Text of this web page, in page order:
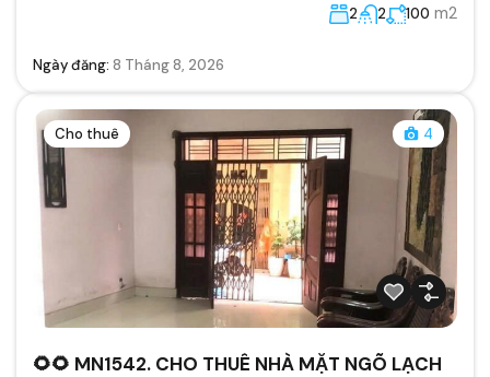
2 2 100 m2
Ngày đăng: 8 Tháng 8, 2026
Cho thuê 4
🌻🌻 MN1542. CHO THUÊ NHÀ MẶT NGÕ LẠCH